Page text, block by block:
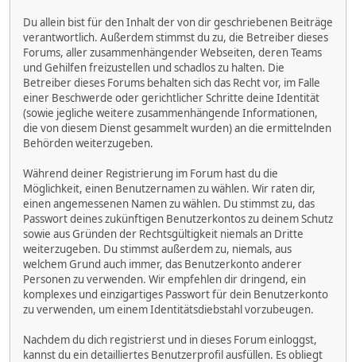
Du allein bist für den Inhalt der von dir geschriebenen Beiträge
verantwortlich. Außerdem stimmst du zu, die Betreiber dieses
Forums, aller zusammenhängender Webseiten, deren Teams
und Gehilfen freizustellen und schadlos zu halten. Die
Betreiber dieses Forums behalten sich das Recht vor, im Falle
einer Beschwerde oder gerichtlicher Schritte deine Identität
(sowie jegliche weitere zusammenhängende Informationen,
die von diesem Dienst gesammelt wurden) an die ermittelnden
Behörden weiterzugeben.
Während deiner Registrierung im Forum hast du die
Möglichkeit, einen Benutzernamen zu wählen. Wir raten dir,
einen angemessenen Namen zu wählen. Du stimmst zu, das
Passwort deines zukünftigen Benutzerkontos zu deinem Schutz
sowie aus Gründen der Rechtsgültigkeit niemals an Dritte
weiterzugeben. Du stimmst außerdem zu, niemals, aus
welchem Grund auch immer, das Benutzerkonto anderer
Personen zu verwenden. Wir empfehlen dir dringend, ein
komplexes und einzigartiges Passwort für dein Benutzerkonto
zu verwenden, um einem Identitätsdiebstahl vorzubeugen.
Nachdem du dich registrierst und in dieses Forum einloggst,
kannst du ein detailliertes Benutzerprofil ausfüllen. Es obliegt